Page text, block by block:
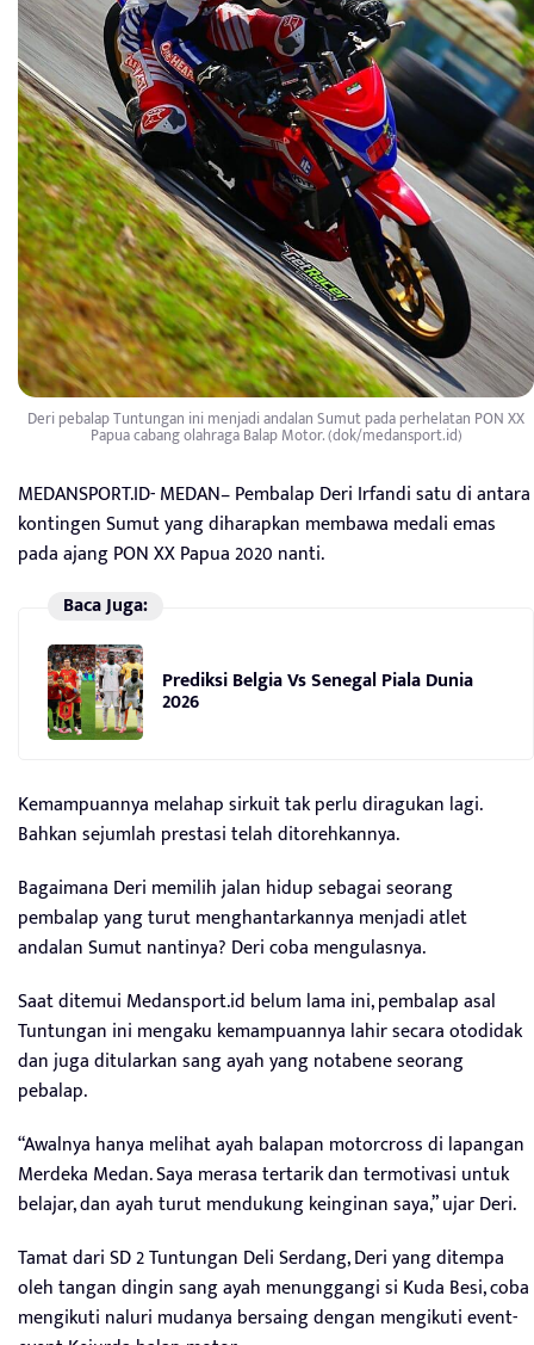
Deri pebalap Tuntungan ini menjadi andalan Sumut pada perhelatan PON XX
Papua cabang olahraga Balap Motor. (dok/medansport.id)
MEDANSPORT.ID- MEDAN– Pembalap Deri Irfandi satu di antara
kontingen Sumut yang diharapkan membawa medali emas
pada ajang PON XX Papua 2020 nanti.
Baca Juga:
Prediksi Belgia Vs Senegal Piala Dunia
2026
Kemampuannya melahap sirkuit tak perlu diragukan lagi.
Bahkan sejumlah prestasi telah ditorehkannya.
Bagaimana Deri memilih jalan hidup sebagai seorang
pembalap yang turut menghantarkannya menjadi atlet
andalan Sumut nantinya? Deri coba mengulasnya.
Saat ditemui Medansport.id belum lama ini, pembalap asal
Tuntungan ini mengaku kemampuannya lahir secara otodidak
dan juga ditularkan sang ayah yang notabene seorang
pebalap.
“Awalnya hanya melihat ayah balapan motorcross di lapangan
Merdeka Medan. Saya merasa tertarik dan termotivasi untuk
belajar, dan ayah turut mendukung keinginan saya,” ujar Deri.
Tamat dari SD 2 Tuntungan Deli Serdang, Deri yang ditempa
oleh tangan dingin sang ayah menunggangi si Kuda Besi, coba
mengikuti naluri mudanya bersaing dengan mengikuti event-